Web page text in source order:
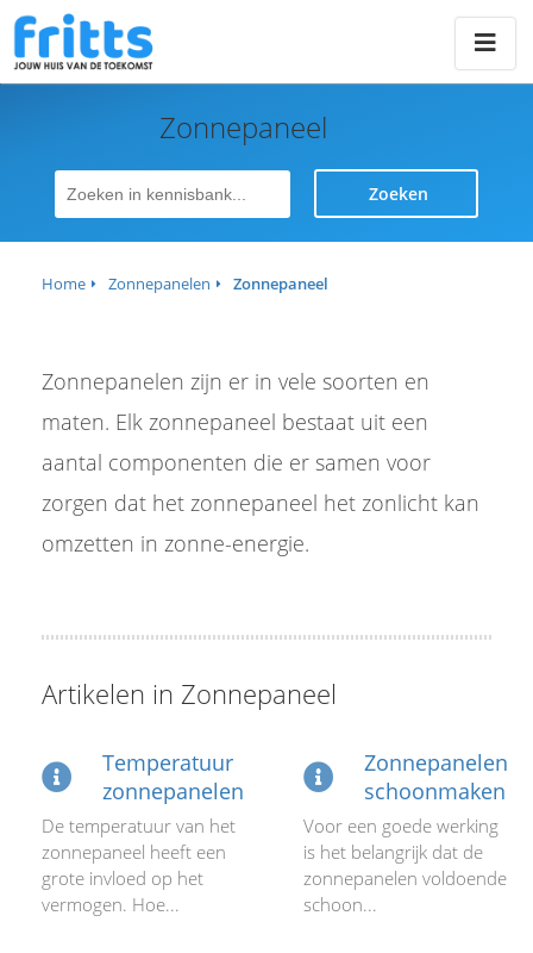
Zonnepaneel
Zoeken
Home Zonnepanelen Zonnepaneel
Zonnepanelen zijn er in vele soorten en
maten. Elk zonnepaneel bestaat uit een
aantal componenten die er samen voor
zorgen dat het zonnepaneel het zonlicht kan
omzetten in zonne-energie.
Artikelen in Zonnepaneel
Temperatuur
zonnepanelen
De temperatuur van het
zonnepaneel heeft een
grote invloed op het
vermogen. Hoe...
Zonnepanelen
schoonmaken
Voor een goede werking
is het belangrijk dat de
zonnepanelen voldoende
schoon...